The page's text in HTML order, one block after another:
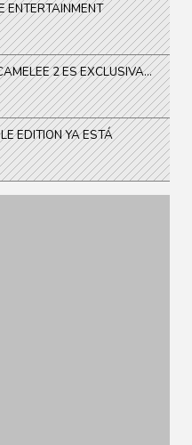
ENTERTAINMENT
2 ES EXCLUSIVA...
EDITION YA ESTÁ